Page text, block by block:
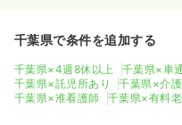
千葉県で条件を追加する
千葉県×4週8休以上 千葉県×車
千葉県×託児所あり
千葉県×介
千葉県×准看護師
千葉県×有料